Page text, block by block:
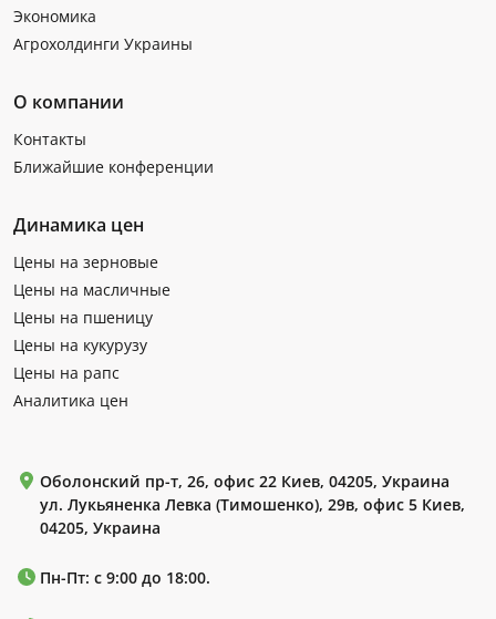
Экономика
Агрохолдинги Украины
О компании
Контакты
Ближайшие конференции
Динамика цен
Цены на зерновые
Цены на масличные
Цены на пшеницу
Цены на кукурузу
Цены на рапс
Аналитика цен
Оболонский пр-т, 26, офис 22 Киев, 04205, Украина
ул. Лукьяненка Левка (Тимошенко), 29в, офис 5 Киев,
04205, Украина
Пн-Пт: с 9:00 до 18:00.